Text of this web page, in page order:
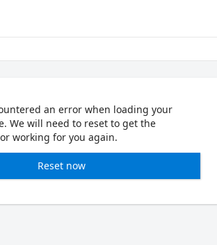
an error when loading your
We will need to reset to get the
working for you again.
Reset now